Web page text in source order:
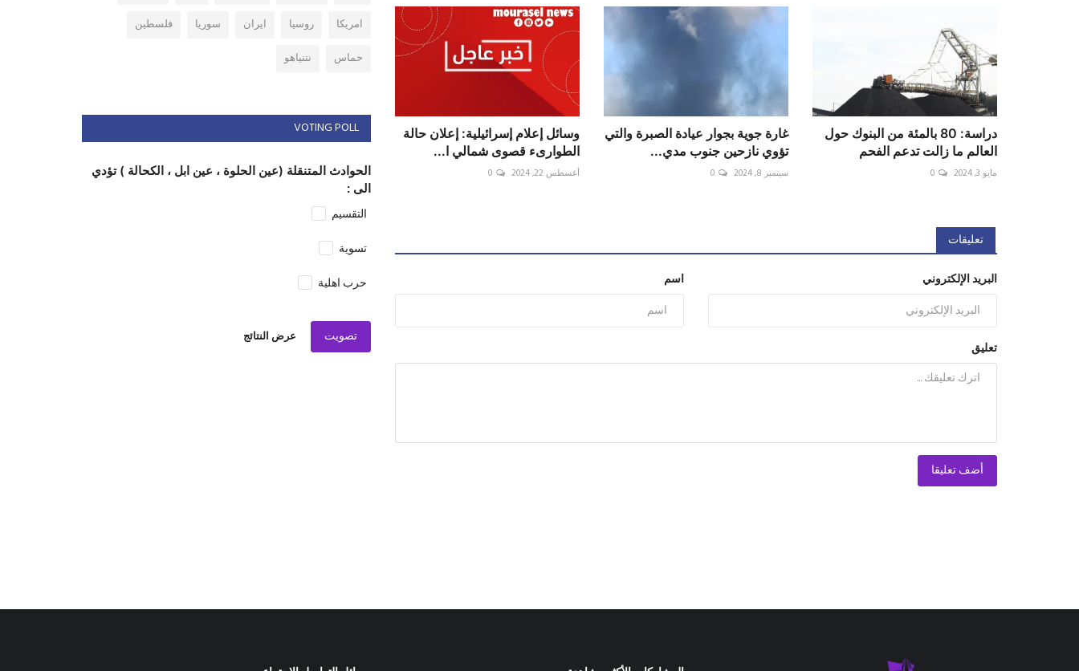
دراسة: 80 بالمئة من البنوك حول
العالم ما زالت تدعم الفحم
مايو 3, 2024 0
غارة جوية بجوار عيادة الصبرة والتي
تؤوي نازحين جنوب مدي...
سبتمبر 8, 2024 0
وسائل إعلام إسرائيلية: إعلان حالة
الطوارىء قصوى شمالي ا...
أغسطس 22, 2024 0
تعليقات
اسم البريد الإلكتروني
تعليق
أضف تعليقا
امريكا
روسيا ايران سوريا
فلسطين
حماس
نتنياهو
VOTING POLL
الحوادث المتنقلة (عين الحلوة ، عين ابل ، الكحالة ) تؤدي
الى :
التقسيم
تسوية
حرب اهلية
تصويت عرض النتائج